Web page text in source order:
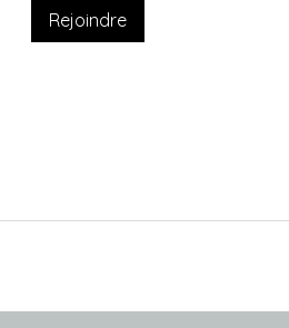
Rejoindre